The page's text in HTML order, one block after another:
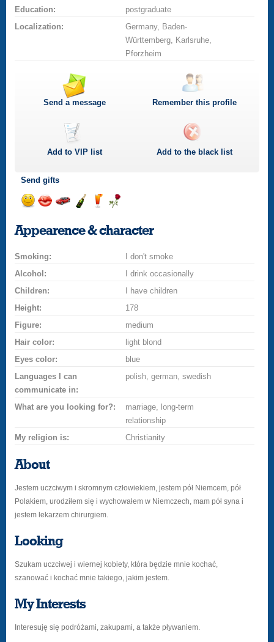
Education:
postgraduate
Localization:
Germany, Baden-
Württemberg, Karlsruhe,
Pforzheim
Send a message Remember this profile
Add toVIP list Add to the black list
Send gifts
a
smilekissa
champagne
a
drink
a
rose
Appearence & character
Smoking:
I don't smoke
Alcohol:
I drink occasionally
Children:
I have children
Height:
178
Figure:
medium
Hair color:
light blond
Eyes color:
blue
Languages I can
communicate in:
polish, german, swedish
What are you looking for?:
marriage, long-term
relationship
My religion is:
Christianity
About
Jestem uczciwym i skromnym człowiekiem, jestem pół Niemcem, pół
Polakiem, urodziłem się i wychowałem w Niemczech, mam pół syna i
jestem lekarzem chirurgiem.
Looking
Szukam uczciwej i wiernej kobiety, która będzie mnie kochać,
szanować i kochać mnie takiego, jakim jestem.
My Interests
Interesuję się podróżami, zakupami, a także pływaniem.